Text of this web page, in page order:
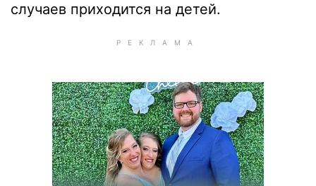
случаев приходится на детей.